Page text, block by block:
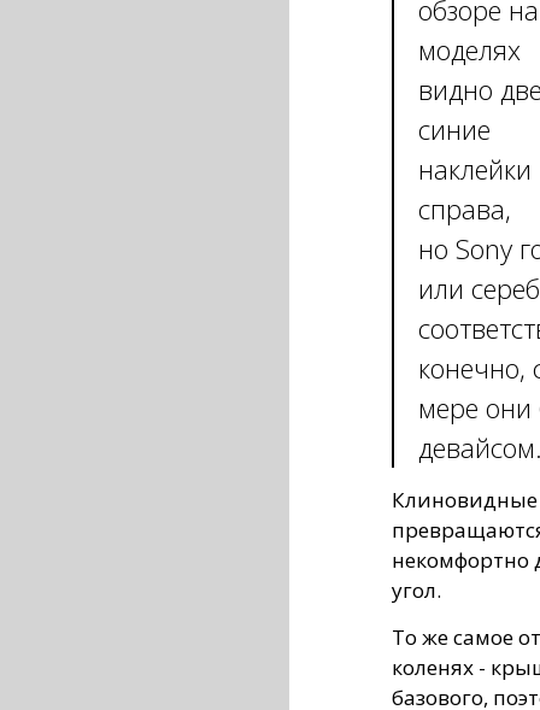
обзоре на
моделях
видно
синие
наклейки
справа,
но Sony
или
конечно,
мере они
Клиновидные
некомфортно
угол.
То же самое
коленях -
базового,